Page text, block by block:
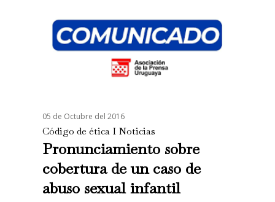
05 de Octubre del 2016
Código de ética I Noticias
Pronunciamiento sobre
cobertura de un caso de
abuso sexual infantil